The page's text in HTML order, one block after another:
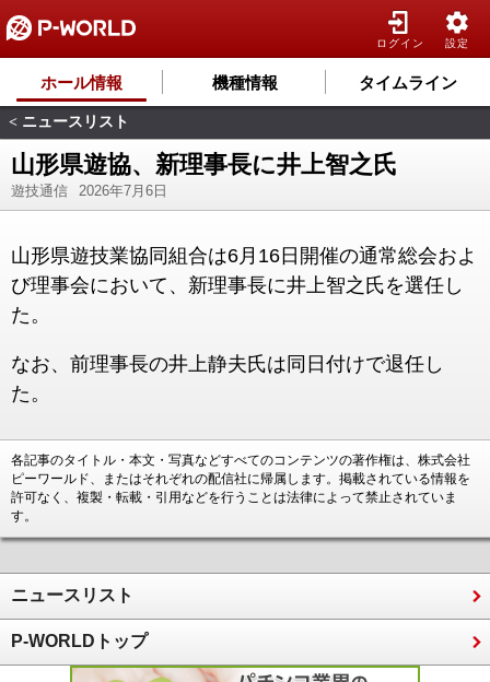
ログイン 設定
ホール情報 機種情報 タイムライン
< ニュースリスト
山形県遊協、新理事長に井上智之氏
遊技通信 2026年7月6日
山形県遊技業協同組合は6月16日開催の通常総会およ
び理事会において、新理事長に井上智之氏を選任し
た。
なお、前理事長の井上静夫氏は同日付けで退任し
た。
各記事のタイトル・本文・写真などすべてのコンテンツの著作権は、株式会社
ピーワールド、またはそれぞれの配信社に帰属します。掲載されている情報を
許可なく、複製・転載・引用などを行うことは法律によって禁止されていま
す。
ニュースリスト
P-WORLDトップ